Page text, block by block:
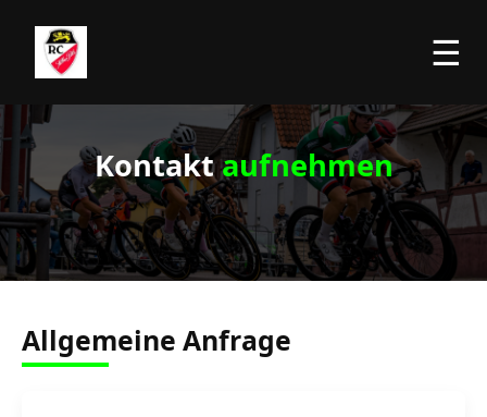
☰
Kontaktaufnehmen
Allgemeine Anfrage